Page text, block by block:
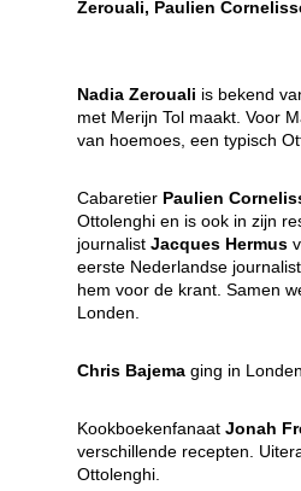
Zerouali, Paulien
Nadia Zerouali is bekend
met Merijn Tol maakt. Voor
van hoemoes, een typisch
Cabaretier Paulien
Ottolenghi en is ook in zijn
journalist Jacques Hermus
eerste Nederlandse
hem voor de krant. Samen
Londen.
Chris Bajema ging in
Kookboekenfanaat Jonah
verschillende recepten.
Ottolenghi.